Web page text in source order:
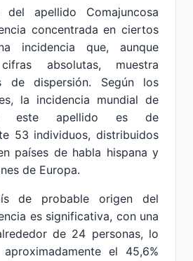
apellido Comajuncosa
concentrada en ciertos
incidencia que, aunque
absolutas, muestra
de dispersión. Según los
la incidencia mundial de
este apellido es de
53 individuos, distribuidos
países de habla hispana y
de Europa.
de probable origen del
es significativa, con una
de 24 personas, lo
el 45,6%